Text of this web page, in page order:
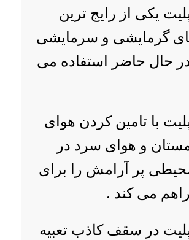
یکی از رایج ترین
گرمایشی و سرمایشی
حال حاضر استفاده می
با تامین کردن هوای
و هوای سرد در
پر آرامش را برای
می کند .
در سقف کاذب تعبیه